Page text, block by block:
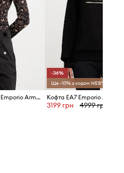
Спортивна кофта EA7 Emporio Armani
-36%
Ще -10% з кодом WEB*
Кофта EA7 Emporio Armani
3199 грн 4999 грн